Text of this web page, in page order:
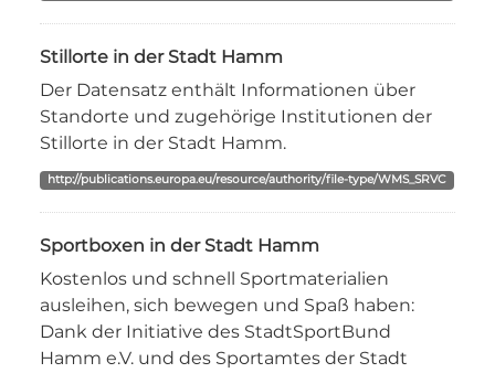
Stillorte in der Stadt Hamm
Der Datensatz enthält Informationen über
Standorte und zugehörige Institutionen der
Stillorte in der Stadt Hamm.
http://publications.europa.eu/resource/authority/file-type/WMS_SRVC
Sportboxen in der Stadt Hamm
Kostenlos und schnell Sportmaterialien
ausleihen, sich bewegen und Spaß haben:
Dank der Initiative des StadtSportBund
Hamm e.V. und des Sportamtes der Stadt